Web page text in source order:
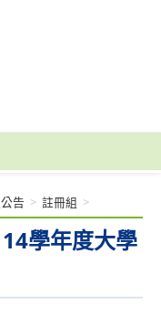
學年度大學
告 > 註冊組 >